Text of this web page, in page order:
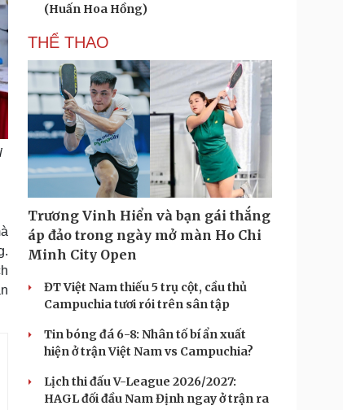
(Huấn Hoa Hồng)
THỂ THAO
Trương Vinh Hiển và bạn gái thắng
áp đảo trong ngày mở màn Ho Chi
Minh City Open
ĐT Việt Nam thiếu 5 trụ cột, cầu thủ
Campuchia tươi rói trên sân tập
Tin bóng đá 6-8: Nhân tố bí ẩn xuất
hiện ở trận Việt Nam vs Campuchia?
Lịch thi đấu V-League 2026/2027:
HAGL đối đầu Nam Định ngay ở trận ra